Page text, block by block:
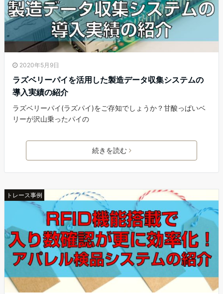
2020年5月9日
ラズベリーパイを活用した製造データ収集システムの
導入実績の紹介
ラズベリーパイ(ラズパイ)をご存知でしょうか？甘酸っぱいベ
リーが沢山乗ったパイの
続きを読む
トレース事例